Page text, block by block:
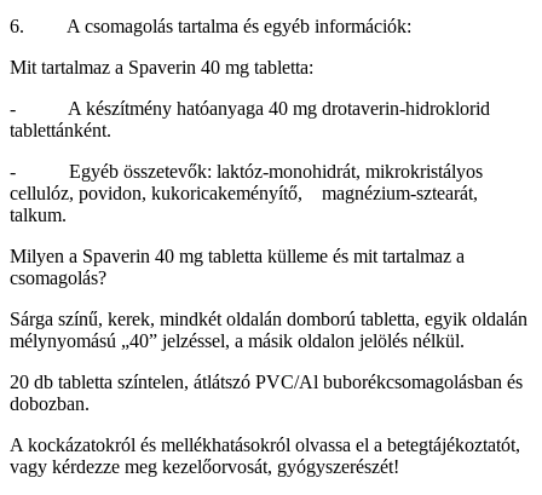
6. A csomagolás tartalma és egyéb információk:
Mit tartalmaz a Spaverin 40 mg tabletta:
- A készítmény hatóanyaga 40 mg drotaverin-hidroklorid
tablettánként.
- Egyéb összetevők: laktóz-monohidrát, mikrokristályos
cellulóz, povidon, kukoricakeményítő, magnézium-sztearát,
talkum.
Milyen a Spaverin 40 mg tabletta külleme és mit tartalmaz a
csomagolás?
Sárga színű, kerek, mindkét oldalán domború tabletta, egyik oldalán
mélynyomású „40” jelzéssel, a másik oldalon jelölés nélkül.
20 db tabletta színtelen, átlátszó PVC/Al buborékcsomagolásban és
dobozban.
A kockázatokról és mellékhatásokról olvassa el a betegtájékoztatót,
vagy kérdezze meg kezelőorvosát, gyógyszerészét!